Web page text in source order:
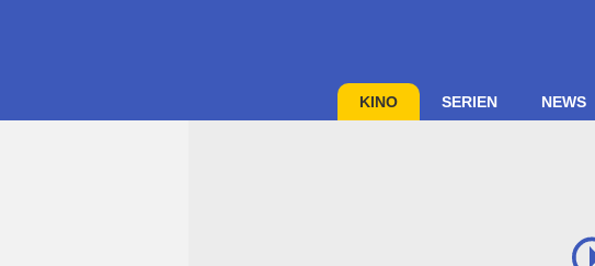
KINO SERIEN NEWS